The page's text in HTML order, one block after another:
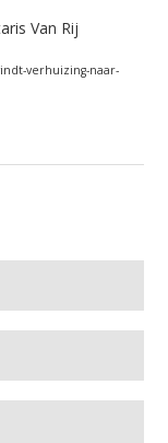
Van Rij
verhuizing-naar-